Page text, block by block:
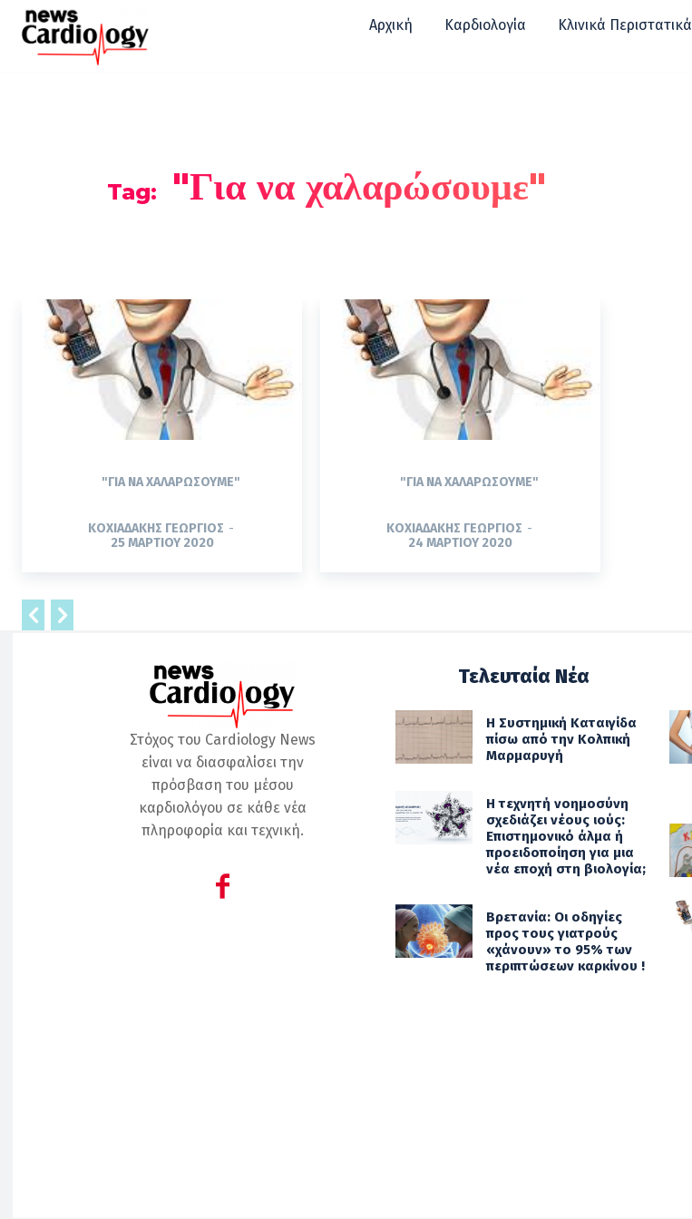
Αρχική Καρδιολογία Κλινικά Περιστατικά
Tag: "Για να χαλαρώσουμε"
"ΓΙΑ ΝΑ ΧΑΛΑΡΏΣΟΥΜΕ"
ΚΟΧΙΑΔΆΚΗΣ ΓΕΏΡΓΙΟΣ -
25 ΜΑΡΤΊΟΥ 2020
"ΓΙΑ ΝΑ ΧΑΛΑΡΏΣΟΥΜΕ"
ΚΟΧΙΑΔΆΚΗΣ ΓΕΏΡΓΙΟΣ -
24 ΜΑΡΤΊΟΥ 2020
Στόχος του Cardiology News
είναι να διασφαλίσει την
πρόσβαση του μέσου
καρδιολόγου σε κάθε νέα
πληροφορία και τεχνική.
Τελευταία Νέα
Η Συστημική Καταιγίδα
πίσω από την Κολπική
Μαρμαρυγή
Η τεχνητή νοημοσύνη
σχεδιάζει νέους ιούς:
Επιστημονικό άλμα ή
προειδοποίηση για μια
νέα εποχή στη βιολογία;
Βρετανία: Οι οδηγίες
προς τους γιατρούς
«χάνουν» το 95% των
περιπτώσεων καρκίνου !